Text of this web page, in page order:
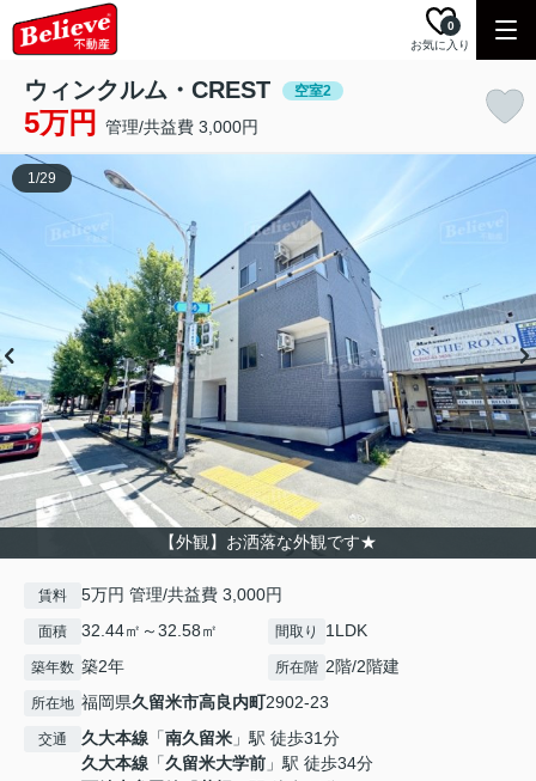
お気に入り
0
ウィンクルム・CREST 空室2
5万円 管理/共益費 3,000円
【外観】お洒落な外観です★
1/29
賃料 5万円 管理/共益費 3,000円
面積 32.44㎡～32.58㎡ 間取り 1LDK
築年数 築2年 所在階 2階/2階建
所在地 福岡県久留米市高良内町2902-23
交通 久大本線 「南久留米 」駅 徒歩31分
久大本線 「久留米大学前 」駅 徒歩34分